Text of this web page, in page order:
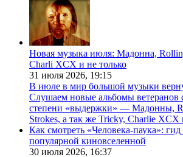
Новая музыка июля: Мадонна,
Charli XCX и не только
31 июля 2026, 19:15
В июле в мир большой музыки
Слушаем новые альбомы ветеранов
степени «выдержки» — Мадонны,
Strokes, а так же Tricky, Charlie XCX
Как смотреть «Человека-паука»:
популярной киновселенной
30 июля 2026, 16:37